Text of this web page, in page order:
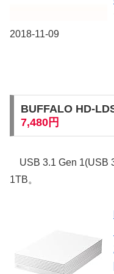
2018-11-09
BUFFALO HD-
7,480円
USB 3.1 Gen 1(USB
1TB。